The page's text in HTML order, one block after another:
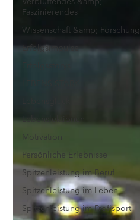
Faszinierendes
Wissenschaft &amp; Forschung
Erfolgsimpulse
Lebenslektionen
Motivation
Persönliche Erlebnisse
Spitzenleistung im Beruf
Spitzenleistung im Leben
Spitzenleistung im Profisport